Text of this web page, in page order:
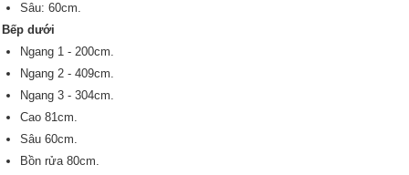
Sâu: 60cm.
Bếp dưới
Ngang 1 - 200cm.
Ngang 2 - 409cm.
Ngang 3 - 304cm.
Cao 81cm.
Sâu 60cm.
Bồn rửa 80cm.